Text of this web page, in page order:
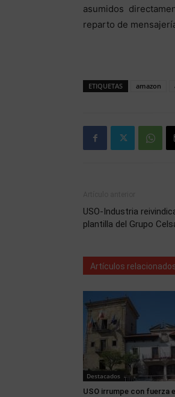
asumidos
reparto de
ETIQUETAS amazon
USO-Industria
plantilla del Grupo
Artículos
Destacados
USO irrumpe con fuerza